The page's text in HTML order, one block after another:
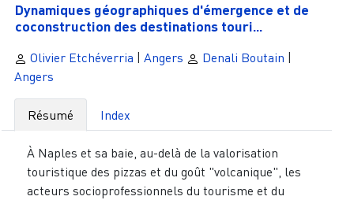
Dynamiques géographiques d'émergence et de
coconstruction des destinations touri...
Olivier Etchéverria | Angers Denali Boutain |
Angers
Résumé Index
À Naples et sa baie, au-delà de la valorisation
touristique des pizzas et du goût "volcanique", les
acteurs socioprofessionnels du tourisme et du